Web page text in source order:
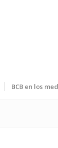
BCB en los